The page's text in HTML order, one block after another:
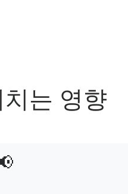
는 영향